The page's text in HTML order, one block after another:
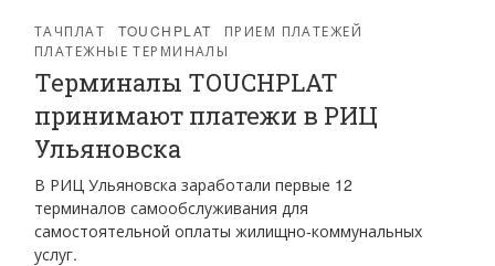
ТАЧПЛАТ TOUCHPLAT
ПРИЕМ ПЛАТЕЖЕЙ
ПЛАТЕЖНЫЕ ТЕРМИНАЛЫ
Терминалы TOUCHPLAT
принимают платежи в РИЦ
Ульяновска
В РИЦ Ульяновска заработали первые 12
терминалов самообслуживания для
самостоятельной оплаты жилищно-коммунальных
услуг.